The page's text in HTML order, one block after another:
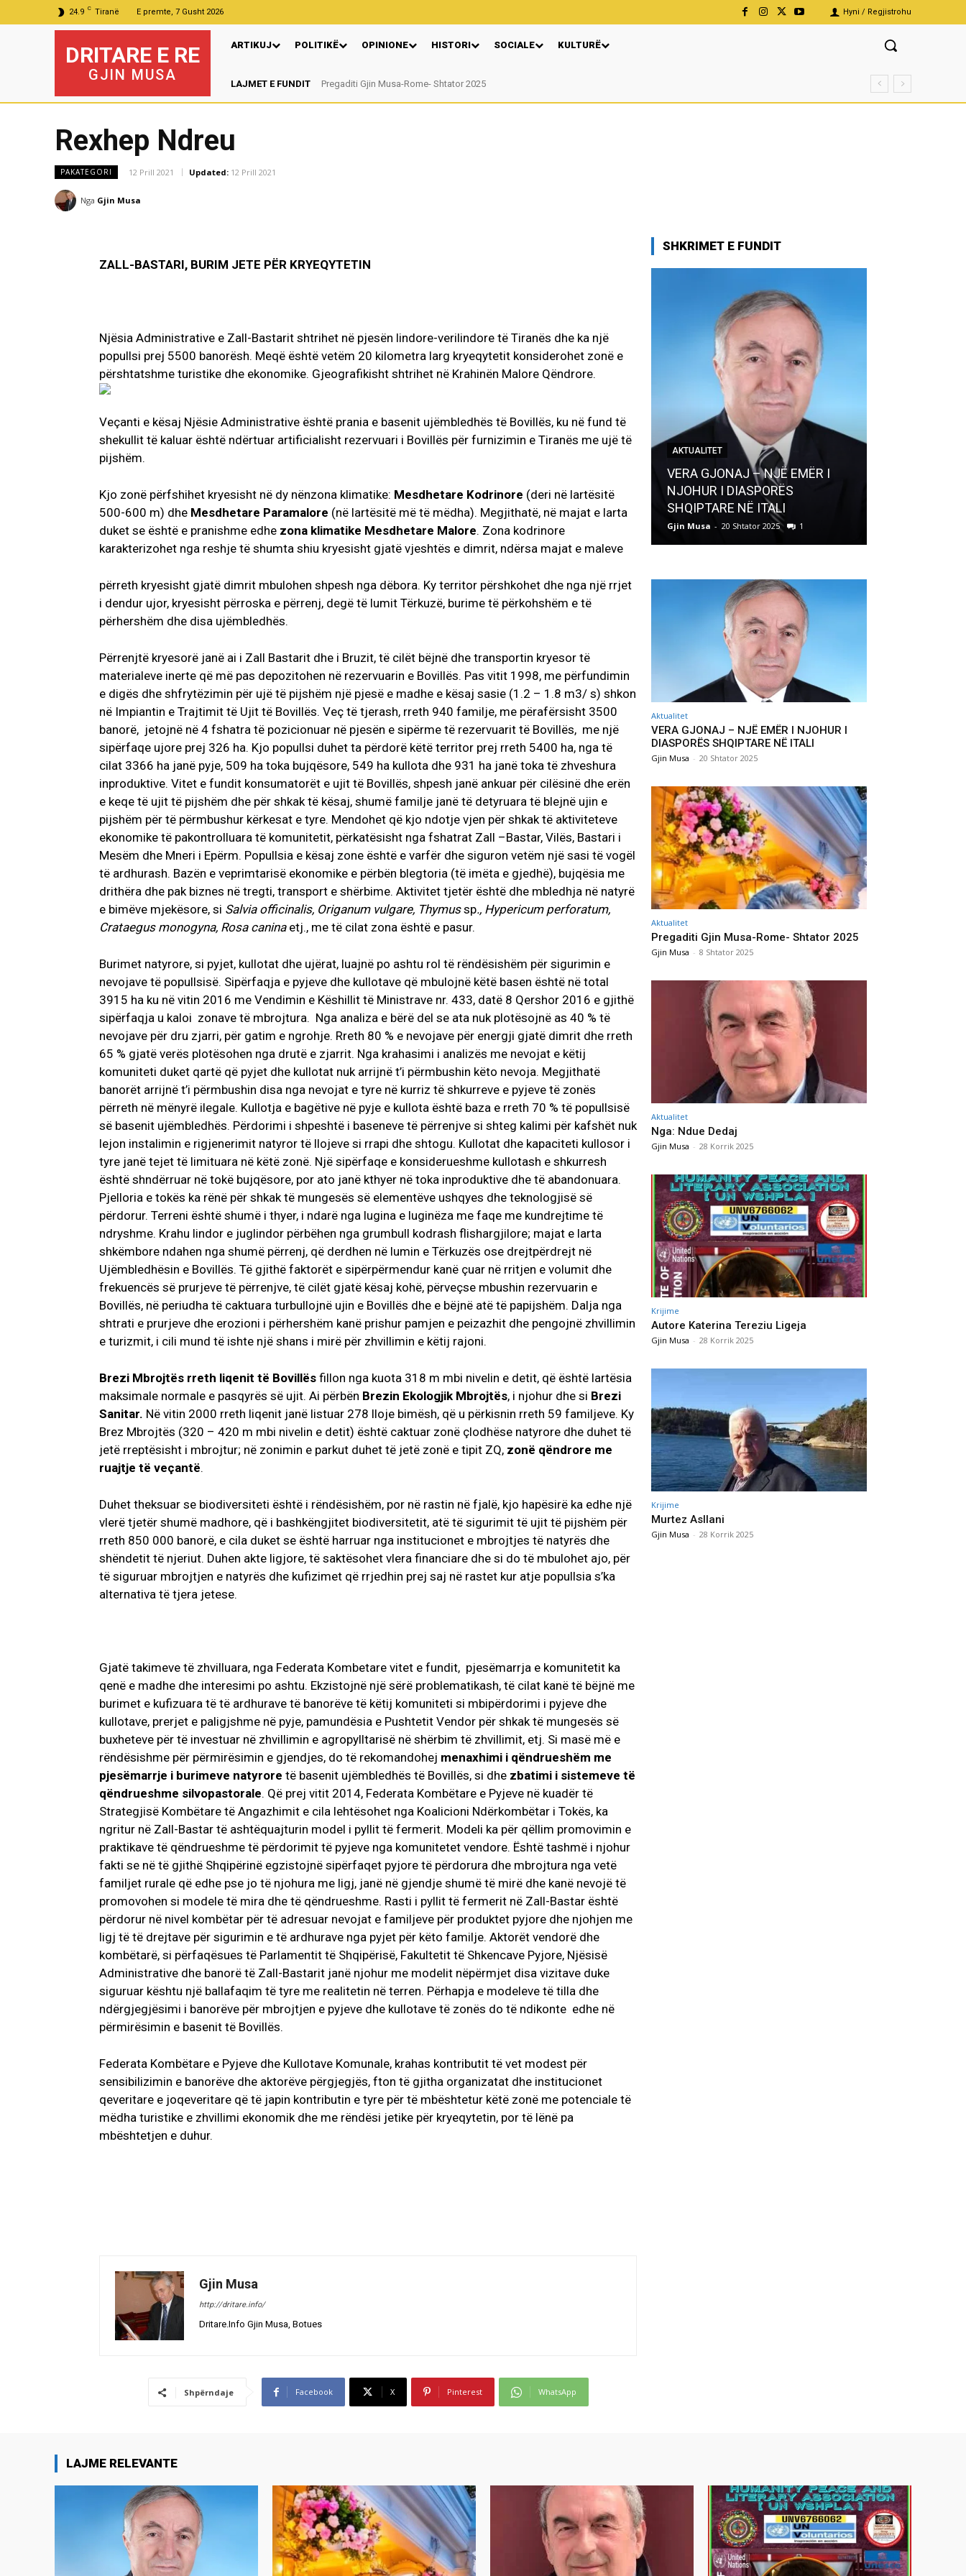
24.9 C Tiranë E premte, 7 Gusht 2026 Hyni / Regjistrohu
DRITARE E RE
GJIN MUSA
ARTIKUJ POLITIKË OPINIONE HISTORI SOCIALE KULTURË
LAJMET E FUNDITPregaditi Gjin Musa-Rome- Shtator 2025
Nga: Ndue Dedaj
Rexhep Ndreu
PAKATEGORI 12 Prill 2021 Updated: 12 Prill 2021
Nga Gjin Musa
ZALL-BASTARI, BURIM JETE PËR KRYEQYTETIN
Njësia Administrative e Zall-Bastarit shtrihet në pjesën lindore-verilindore të Tiranës dhe ka një
popullsi prej 5500 banorësh. Meqë është vetëm 20 kilometra larg kryeqytetit konsiderohet zonë e
përshtatshme turistike dhe ekonomike. Gjeografikisht shtrihet në Krahinën Malore Qëndrore.
Veçanti e kësaj Njësie Administrative është prania e basenit ujëmbledhës të Bovillës, ku në fund të
shekullit të kaluar është ndërtuar artificialisht rezervuari i Bovillës për furnizimin e Tiranës me ujë të
pijshëm.
Kjo zonë përfshihet kryesisht në dy nënzona klimatike: Mesdhetare Kodrinore (deri në lartësitë
500-600 m) dhe Mesdhetare Paramalore (në lartësitë më të mëdha). Megjithatë, në majat e larta
duket se është e pranishme edhe zona klimatike Mesdhetare Malore. Zona kodrinore
karakterizohet nga reshje të shumta shiu kryesisht gjatë vjeshtës e dimrit, ndërsa majat e maleve
përreth kryesisht gjatë dimrit mbulohen shpesh nga dëbora. Ky territor përshkohet dhe nga një rrjet
i dendur ujor, kryesisht përroska e përrenj, degë të lumit Tërkuzë, burime të përkohshëm e të
përhershëm dhe disa ujëmbledhës.
Përrenjtë kryesorë janë ai i Zall Bastarit dhe i Bruzit, të cilët bëjnë dhe transportin kryesor të
materialeve inerte që më pas depozitohen në rezervuarin e Bovillës. Pas vitit 1998, me përfundimin
e digës dhe shfrytëzimin për ujë të pijshëm një pjesë e madhe e kësaj sasie (1.2 – 1.8 m3/ s) shkon
në Impiantin e Trajtimit të Ujit të Bovillës. Veç të tjerash, rreth 940 familje, me përafërsisht 3500
banorë, jetojnë në 4 fshatra të pozicionuar në pjesën e sipërme të rezervuarit të Bovillës, me një
sipërfaqe ujore prej 326 ha. Kjo popullsi duhet ta përdorë këtë territor prej rreth 5400 ha, nga të
cilat 3366 ha janë pyje, 509 ha toka bujqësore, 549 ha kullota dhe 931 ha janë toka të zhveshura
inproduktive. Vitet e fundit konsumatorët e ujit të Bovillës, shpesh janë ankuar për cilësinë dhe erën
e keqe të ujit të pijshëm dhe për shkak të kësaj, shumë familje janë të detyruara të blejnë ujin e
pijshëm për të përmbushur kërkesat e tyre. Mendohet që kjo ndotje vjen për shkak të aktiviteteve
ekonomike të pakontrolluara të komunitetit, përkatësisht nga fshatrat Zall –Bastar, Vilës, Bastari i
Mesëm dhe Mneri i Epërm. Popullsia e kësaj zone është e varfër dhe siguron vetëm një sasi të vogël
të ardhurash. Bazën e veprimtarisë ekonomike e përbën blegtoria (të imëta e gjedhë), bujqësia me
drithëra dhe pak biznes në tregti, transport e shërbime. Aktivitet tjetër është dhe mbledhja në natyrë
e bimëve mjekësore, si Salvia officinalis, Origanum vulgare, Thymussp., Hypericum perforatum,
Crataegus monogyna, Rosa canina etj., me të cilat zona është e pasur.
Burimet natyrore, si pyjet, kullotat dhe ujërat, luajnë po ashtu rol të rëndësishëm për sigurimin e
nevojave të popullsisë. Sipërfaqja e pyjeve dhe kullotave që mbulojnë këtë basen është në total
3915 ha ku në vitin 2016 me Vendimin e Këshillit të Ministrave nr. 433, datë 8 Qershor 2016 e gjithë
sipërfaqja u kaloi zonave të mbrojtura. Nga analiza e bërë del se ata nuk plotësojnë as 40 % të
nevojave për dru zjarri, për gatim e ngrohje. Rreth 80 % e nevojave për energji gjatë dimrit dhe rreth
65 % gjatë verës plotësohen nga drutë e zjarrit. Nga krahasimi i analizës me nevojat e këtij
komuniteti duket qartë që pyjet dhe kullotat nuk arrijnë t’i përmbushin këto nevoja. Megjithatë
banorët arrijnë t’i përmbushin disa nga nevojat e tyre në kurriz të shkurreve e pyjeve të zonës
përreth në mënyrë ilegale. Kullotja e bagëtive në pyje e kullota është baza e rreth 70 % të popullsisë
së basenit ujëmbledhës. Përdorimi i shpeshtë i baseneve të përrenjve si shteg kalimi për kafshët nuk
lejon instalimin e rigjenerimit natyror të llojeve si rrapi dhe shtogu. Kullotat dhe kapaciteti kullosor i
tyre janë tejet të limituara në këtë zonë. Një sipërfaqe e konsiderueshme kullotash e shkurresh
është shndërruar në tokë bujqësore, por ato janë kthyer në toka inproduktive dhe të abandonuara.
Pjelloria e tokës ka rënë për shkak të mungesës së elementëve ushqyes dhe teknologjisë së
përdorur. Terreni është shumë i thyer, i ndarë nga lugina e luginëza me faqe me kundrejtime të
ndryshme. Krahu lindor e juglindor përbëhen nga grumbull kodrash flishargjilore; majat e larta
shkëmbore ndahen nga shumë përrenj, që derdhen në lumin e Tërkuzës ose drejtpërdrejt në
Ujëmbledhësin e Bovillës. Të gjithë faktorët e sipërpërmendur kanë çuar në rritjen e volumit dhe
frekuencës së prurjeve të përrenjve, të cilët gjatë kësaj kohë, përveçse mbushin rezervuarin e
Bovillës, në periudha të caktuara turbullojnë ujin e Bovillës dhe e bëjnë atë të papijshëm. Dalja nga
shtrati e prurjeve dhe erozioni i përhershëm kanë prishur pamjen e peizazhit dhe pengojnë zhvillimin
e turizmit, i cili mund të ishte një shans i mirë për zhvillimin e këtij rajoni.
Brezi Mbrojtës rreth liqenit të Bovillës fillon nga kuota 318 m mbi nivelin e detit, që është lartësia
maksimale normale e pasqyrës së ujit. Ai përbën Brezin Ekologjik Mbrojtës, i njohur dhe si Brezi
Sanitar. Në vitin 2000 rreth liqenit janë listuar 278 lloje bimësh, që u përkisnin rreth 59 familjeve. Ky
Brez Mbrojtës (320 – 420 m mbi nivelin e detit) është caktuar zonë çlodhëse natyrore dhe duhet të
jetë rreptësisht i mbrojtur; në zonimin e parkut duhet të jetë zonë e tipit ZQ, zonë qëndrore me
ruajtje të veçantë.
Duhet theksuar se biodiversiteti është i rëndësishëm, por në rastin në fjalë, kjo hapësirë ka edhe një
vlerë tjetër shumë madhore, që i bashkëngjitet biodiversitetit, atë të sigurimit të ujit të pijshëm për
rreth 850 000 banorë, e cila duket se është harruar nga institucionet e mbrojtjes të natyrës dhe
shëndetit të njeriut. Duhen akte ligjore, të saktësohet vlera financiare dhe si do të mbulohet ajo, për
të siguruar mbrojtjen e natyrës dhe kufizimet që rrjedhin prej saj në rastet kur atje popullsia s’ka
alternativa të tjera jetese.
Gjatë takimeve të zhvilluara, nga Federata Kombetare vitet e fundit, pjesëmarrja e komunitetit ka
qenë e madhe dhe interesimi po ashtu. Ekzistojnë një sërë problematikash, të cilat kanë të bëjnë me
burimet e kufizuara të të ardhurave të banorëve të këtij komuniteti si mbipërdorimi i pyjeve dhe
kullotave, prerjet e paligjshme në pyje, pamundësia e Pushtetit Vendor për shkak të mungesës së
buxheteve për të investuar në zhvillimin e agropylltarisë në shërbim të zhvillimit, etj. Si masë më e
rëndësishme për përmirësimin e gjendjes, do të rekomandohej menaxhimi i qëndrueshëm me
pjesëmarrje i burimeve natyrore të basenit ujëmbledhës të Bovillës, si dhe zbatimi i sistemeve të
qëndrueshme silvopastorale. Që prej vitit 2014, Federata Kombëtare e Pyjeve në kuadër të
Strategjisë Kombëtare të Angazhimit e cila lehtësohet nga Koalicioni Ndërkombëtar i Tokës, ka
ngritur në Zall-Bastar të ashtëquajturin model i pyllit të fermerit. Modeli ka për qëllim promovimin e
praktikave të qëndrueshme të përdorimit të pyjeve nga komunitetet vendore. Është tashmë i njohur
fakti se në të gjithë Shqipërinë egzistojnë sipërfaqet pyjore të përdorura dhe mbrojtura nga vetë
familjet rurale që edhe pse jo të njohura me ligj, janë në gjendje shumë të mirë dhe kanë nevojë të
promovohen si modele të mira dhe të qëndrueshme. Rasti i pyllit të fermerit në Zall-Bastar është
përdorur në nivel kombëtar për të adresuar nevojat e familjeve për produktet pyjore dhe njohjen me
ligj të të drejtave për sigurimin e të ardhurave nga pyjet për këto familje. Aktorët vendorë dhe
kombëtarë, si përfaqësues të Parlamentit të Shqipërisë, Fakultetit të Shkencave Pyjore, Njësisë
Administrative dhe banorë të Zall-Bastarit janë njohur me modelit nëpërmjet disa vizitave duke
siguruar kështu një ballafaqim të tyre me realitetin në terren. Përhapja e modeleve të tilla dhe
ndërgjegjësimi i banorëve për mbrojtjen e pyjeve dhe kullotave të zonës do të ndikonte edhe në
përmirësimin e basenit të Bovillës.
Federata Kombëtare e Pyjeve dhe Kullotave Komunale, krahas kontributit të vet modest për
sensibilizimin e banorëve dhe aktorëve përgjegjës, fton të gjitha organizatat dhe institucionet
qeveritare e joqeveritare që të japin kontributin e tyre për të mbështetur këtë zonë me potenciale të
mëdha turistike e zhvillimi ekonomik dhe me rëndësi jetike për kryeqytetin, por të lënë pa
mbështetjen e duhur.
Gjin Musa
http://dritare.info/
Dritare.Info Gjin Musa, Botues
Shpërndaje Facebook X Pinterest WhatsApp
SHKRIMET E FUNDIT
AKTUALITET
VERA GJONAJ – NJË EMËR I
NJOHUR I DIASPORËS
SHQIPTARE NË ITALI
Gjin Musa - 20 Shtator 2025 1
Aktualitet
VERA GJONAJ – NJË EMËR I NJOHUR I
DIASPORËS SHQIPTARE NË ITALI
Gjin Musa - 20 Shtator 2025
Aktualitet
Pregaditi Gjin Musa-Rome- Shtator 2025
Gjin Musa - 8 Shtator 2025
Aktualitet
Nga: Ndue Dedaj
Gjin Musa - 28 Korrik 2025
Krijime
Autore Katerina Tereziu Ligeja
Gjin Musa - 28 Korrik 2025
Krijime
Murtez Asllani
Gjin Musa - 28 Korrik 2025
LAJME RELEVANTE